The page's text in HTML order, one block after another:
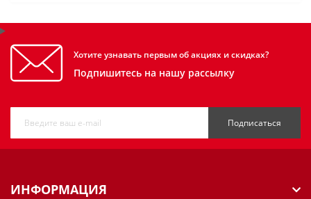
Хотите узнавать первым об акциях и скидках?
Подпишитесь на нашу рассылку
Подписаться
ИНФОРМАЦИЯ